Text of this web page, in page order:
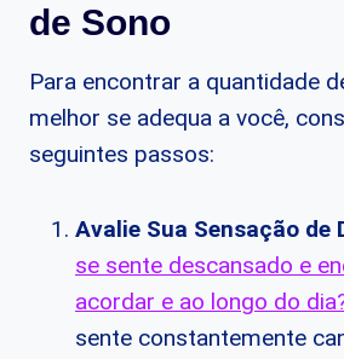
de Sono
Para encontrar a quantidade
melhor se adequa a você,
seguintes passos:
Avalie Sua Sensação de
se sente descansado e
acordar e ao longo do
sente constantemente